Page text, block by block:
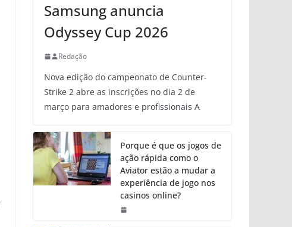
Samsung anuncia
Odyssey Cup 2026
Redação
Nova edição do campeonato de Counter-
Strike 2 abre as inscrições no dia 2 de
março para amadores e profissionais A
Porque é que os jogos de
ação rápida como o
Aviator estão a mudar a
experiência de jogo nos
casinos online?